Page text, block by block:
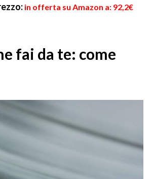
in offerta su Amazon a: 92,2€
fai da te: come